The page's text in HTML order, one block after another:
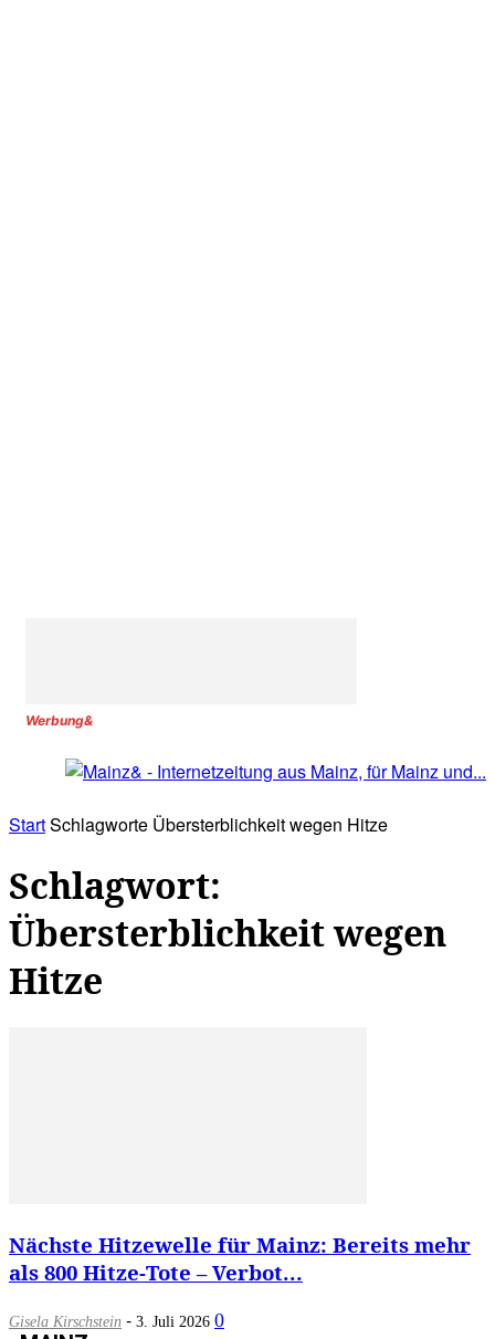
Werbung&
StartSchlagworte Übersterblichkeit wegen Hitze
Schlagwort:
Übersterblichkeit wegen
Hitze
Nächste Hitzewelle für Mainz: Bereits mehr
als 800 Hitze-Tote – Verbot...
Gisela Kirschstein - 3. Juli 2026 0